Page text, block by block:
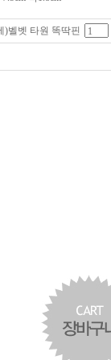
)벨벳 타원 똑딱핀